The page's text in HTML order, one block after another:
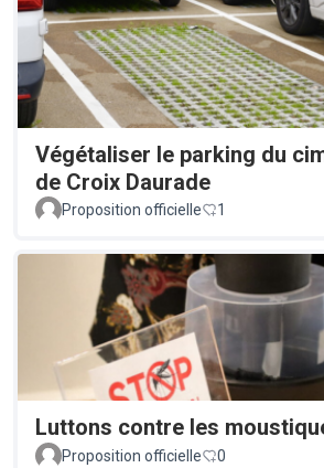
Végétaliser le parking du
de Croix Daurade
Proposition officielle 1
Luttons contre les
Proposition officielle
0